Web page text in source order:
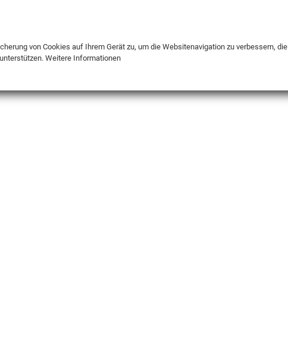
von Cookies auf Ihrem Gerät zu, um die Websitenavigation zu verbessern, die
Weitere Informationen